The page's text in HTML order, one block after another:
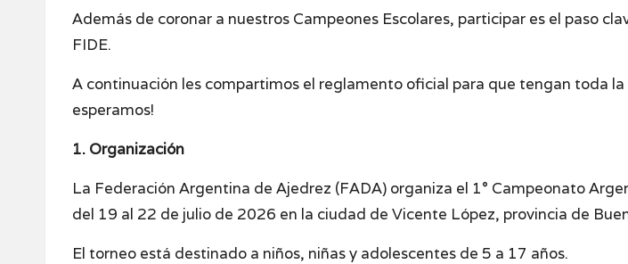
Además de coronar a nuestros Campeones Escolares, participar es el paso
FIDE.
A continuación les compartimos el reglamento oficial para que tengan toda
esperamos!
1. Organización
La Federación Argentina de Ajedrez (FADA) organiza el 1° Campeonato
del 19 al 22 de julio de 2026 en la ciudad de Vicente López, provincia de
El torneo está destinado a niños, niñas y adolescentes de 5 a 17 años.